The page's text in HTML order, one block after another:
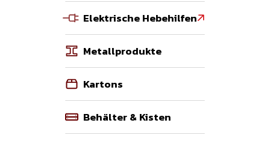
Elektrische Hebehilfen
Metallprodukte
Kartons
Behälter & Kisten